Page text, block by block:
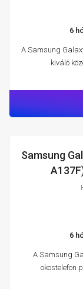
6
A Samsung
kiváló
Samsung
6
A Samsung
okostelefon